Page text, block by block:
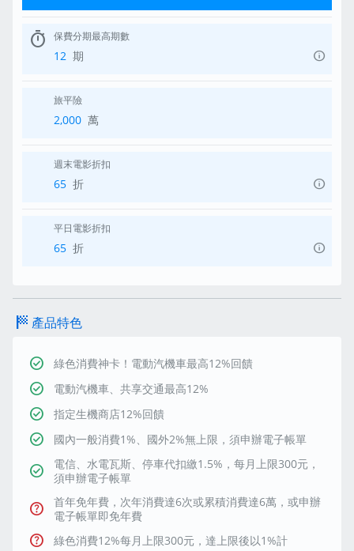
timer 保費分期最高期數
12 期 info
旅平險
2,000 萬
週末電影折扣
65 折 info
平日電影折扣
65 折 info
sports_score 產品特色
check_circle 綠色消費神卡！電動汽機車最高12%回饋
check_circle 電動汽機車、共享交通最高12%
check_circle 指定生機商店12%回饋
check_circle 國內一般消費1%、國外2%無上限，須申辦電子帳單
check_circle
電信、水電瓦斯、停車代扣繳1.5%，每月上限300元，
須申辦電子帳單
help
首年免年費，次年消費達6次或累積消費達6萬，或申辦
電子帳單即免年費
help 綠色消費12%每月上限300元，達上限後以1%計